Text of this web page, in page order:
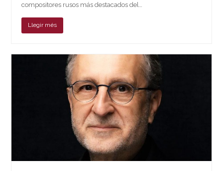
compositores rusos más destacados del…
Llegir més